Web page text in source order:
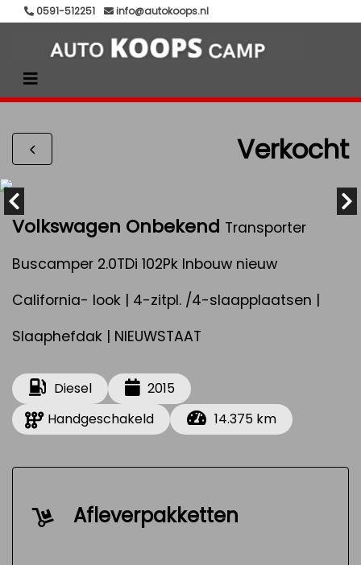
0591-512251 info@autokoops.nl
Verkocht
Volkswagen Onbekend Transporter
Buscamper 2.0TDi 102Pk Inbouw nieuw
California- look | 4-zitpl. /4-slaapplaatsen |
Slaaphefdak | NIEUWSTAAT
Diesel
2015
Handgeschakeld
14.375 km
Afleverpakketten